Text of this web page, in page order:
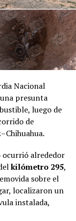
Nacional
presunta
luego de
de
ocurrió alrededor
kilómetro 295,
sobre el
localizaron un
instalada,